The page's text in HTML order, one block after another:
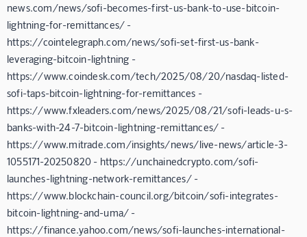
news.com/news/sofi-becomes-first-us-bank-to-use-bitcoin-
lightning-for-remittances/ -
https://cointelegraph.com/news/sofi-set-first-us-bank-
leveraging-bitcoin-lightning -
https://www.coindesk.com/tech/2025/08/20/nasdaq-listed-
sofi-taps-bitcoin-lightning-for-remittances -
https://www.fxleaders.com/news/2025/08/21/sofi-leads-u-s-
banks-with-24-7-bitcoin-lightning-remittances/ -
https://www.mitrade.com/insights/news/live-news/article-3-
1055171-20250820 - https://unchainedcrypto.com/sofi-
launches-lightning-network-remittances/ -
https://www.blockchain-council.org/bitcoin/sofi-integrates-
bitcoin-lightning-and-uma/ -
https://finance.yahoo.com/news/sofi-launches-international-